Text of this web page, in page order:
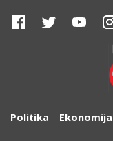
Politika Ekonomija